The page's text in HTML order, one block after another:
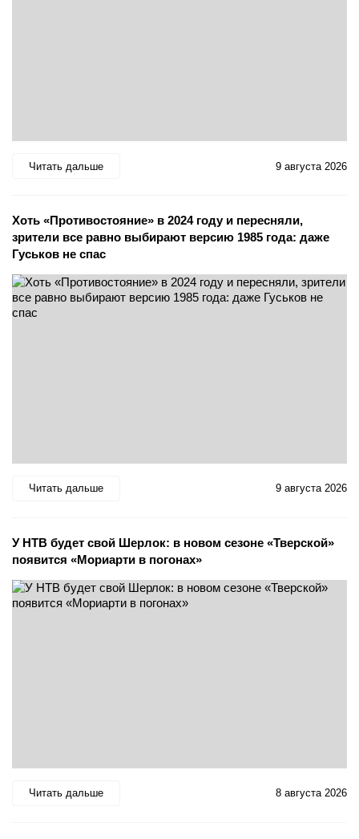
Читать дальше 9 августа 2026
Хоть «Противостояние» в 2024 году и пересняли,
зрители все равно выбирают версию 1985 года: даже
Гуськов не спас
Читать дальше 9 августа 2026
У НТВ будет свой Шерлок: в новом сезоне «Тверской»
появится «Мориарти в погонах»
Читать дальше 8 августа 2026